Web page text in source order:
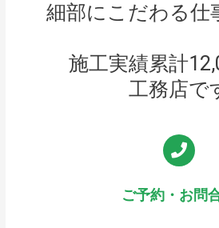
細部にこだわる仕
施工実績累計
工務店で
ご予約・お問